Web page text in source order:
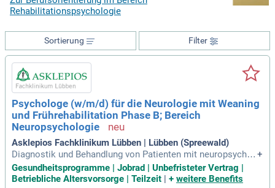
Rehabilitationspsychologie
Filter
Sortierung
Psychologe (w/m/d) für die Neurologie mit Weaning
und Frührehabilitation Phase B; Bereich
Neuropsychologie
Asklepios Fachklinikum Lübben | Lübben (Spreewald)
Diagnostik und Behandlung von Patienten mit neuropsychol
ogischen Beeinträchtigungen verschiedenen Schweregrades
im Rahmen der Frührehabilitation/Weaning und akuter/chro
+
Gesundheitsprogramme | Jobrad | Unbefristeter Vertrag |
Betriebliche Altersvorsorge | Teilzeit
+ weitere Benefits